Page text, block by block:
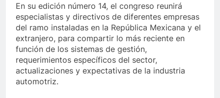
En su edición número 14, el congreso reunirá
especialistas y directivos de diferentes empresas
del ramo instaladas en la República Mexicana y el
extranjero, para compartir lo más reciente en
función de los sistemas de gestión,
requerimientos específicos del sector,
actualizaciones y expectativas de la industria
automotriz.